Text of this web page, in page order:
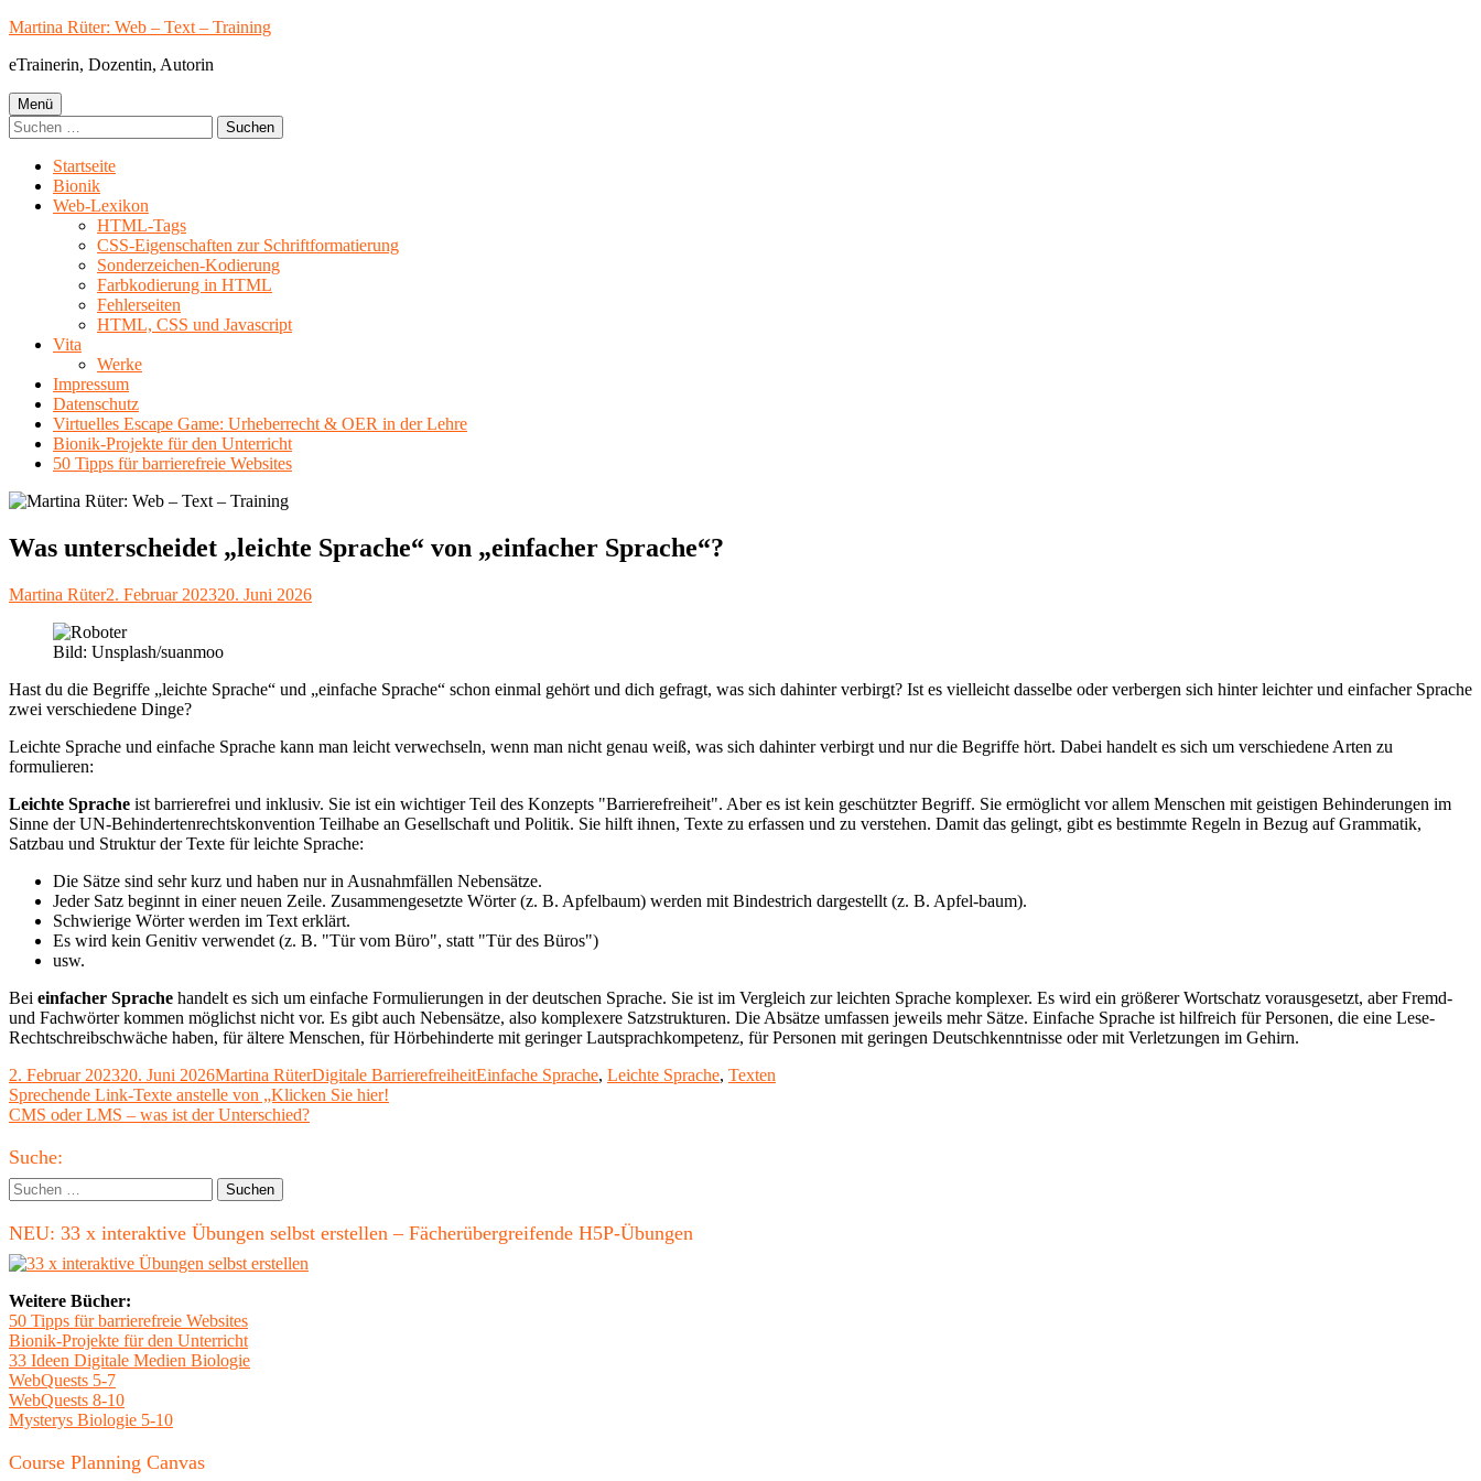
Springe
Inhalt
Martina Rüter: Web – Text – Training
eTrainerin, Dozentin, Autorin
Primäres
Menü
Menü
Suchen
nach:
Startseite
Bionik
Web-Lexikon
HTML-Tags
CSS-Eigenschaften zur Schriftformatierung
Sonderzeichen-Kodierung
Farbkodierung in HTML
Fehlerseiten
HTML, CSS und Javascript
Vita
Werke
Impressum
Datenschutz
Virtuelles Escape Game: Urheberrecht & OER in der Lehre
Bionik-Projekte für den Unterricht
50 Tipps für barrierefreie Websites
Was unterscheidet „leichte Sprache“ von „einfacher Sprache“?
Autor
Martina RüterVeröffentlicht
2. Februar 202320. Juni 2026
Bild: Unsplash/suanmoo
Hast du die Begriffe „leichte Sprache“ und „einfache Sprache“ schon einmal gehört und dich gefragt, was sich dahinter verbirgt? Ist es vielleicht dasselbe oder verbergen sich hinter leichter und einfacher Sprache
zwei verschiedene Dinge?
Leichte Sprache und einfache Sprache kann man leicht verwechseln, wenn man nicht genau weiß, was sich dahinter verbirgt und nur die Begriffe hört. Dabei handelt es sich um verschiedene Arten zu
formulieren:
Leichte Sprache ist barrierefrei und inklusiv. Sie ist ein wichtiger Teil des Konzepts "Barrierefreiheit". Aber es ist kein geschützter Begriff. Sie ermöglicht vor allem Menschen mit geistigen Behinderungen im
Sinne der UN-Behindertenrechtskonvention Teilhabe an Gesellschaft und Politik. Sie hilft ihnen, Texte zu erfassen und zu verstehen. Damit das gelingt, gibt es bestimmte Regeln in Bezug auf Grammatik,
Satzbau und Struktur der Texte für leichte Sprache:
Die Sätze sind sehr kurz und haben nur in Ausnahmfällen Nebensätze.
Jeder Satz beginnt in einer neuen Zeile. Zusammengesetzte Wörter (z. B. Apfelbaum) werden mit Bindestrich dargestellt (z. B. Apfel-baum).
Schwierige Wörter werden im Text erklärt.
Es wird kein Genitiv verwendet (z. B. "Tür vom Büro", statt "Tür des Büros")
usw.
Bei einfacher Sprache handelt es sich um einfache Formulierungen in der deutschen Sprache. Sie ist im Vergleich zur leichten Sprache komplexer. Es wird ein größerer Wortschatz vorausgesetzt, aber Fremd-
und Fachwörter kommen möglichst nicht vor. Es gibt auch Nebensätze, also komplexere Satzstrukturen. Die Absätze umfassen jeweils mehr Sätze. Einfache Sprache ist hilfreich für Personen, die eine Lese-
Rechtschreibschwäche haben, für ältere Menschen, für Hörbehinderte mit geringer Lautsprachkompetenz, für Personen mit geringen Deutschkenntnisse oder mit Verletzungen im Gehirn.
Veröffentlicht
am
2. Februar 202320. Juni 2026Autor
Martina RüterKategorien
Digitale BarrierefreiheitSchlagwörter
Einfache Sprache, Leichte Sprache, Texten
Beitragsnavigation
Vorheriger
Beitrag:
Sprechende Link-Texte anstelle von „Klicken Sie hier!
Nächster
CMS oder LMS – was ist der Unterschied?
Haupt-
Seitenleiste
Suche:
Suchen
nach:
NEU: 33 x interaktive Übungen selbst erstellen – Fächerübergreifende H5P-Übungen
Weitere Bücher:
50 Tipps für barrierefreie Websites
Bionik-Projekte für den Unterricht
33 Ideen Digitale Medien Biologie
WebQuests 5-7
WebQuests 8-10
Mysterys Biologie 5-10
Course Planning Canvas